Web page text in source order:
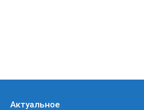
Актуальное